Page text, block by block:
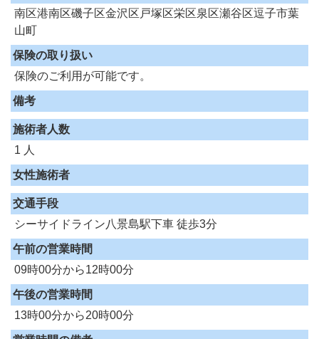
南区港南区磯子区金沢区戸塚区栄区泉区瀬谷区逗子市葉
山町
保険の取り扱い
保険のご利用が可能です。
備考
施術者人数
1 人
女性施術者
交通手段
シーサイドライン八景島駅下車 徒歩3分
午前の営業時間
09時00分から12時00分
午後の営業時間
13時00分から20時00分